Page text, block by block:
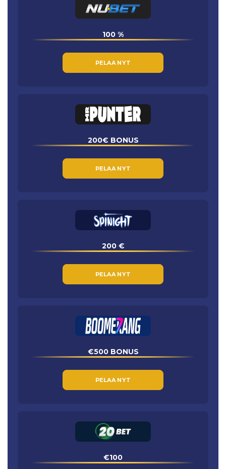
100 %
PELAA NYT
200€ BONUS
PELAA NYT
200 €
PELAA NYT
€500 BONUS
PELAA NYT
€100